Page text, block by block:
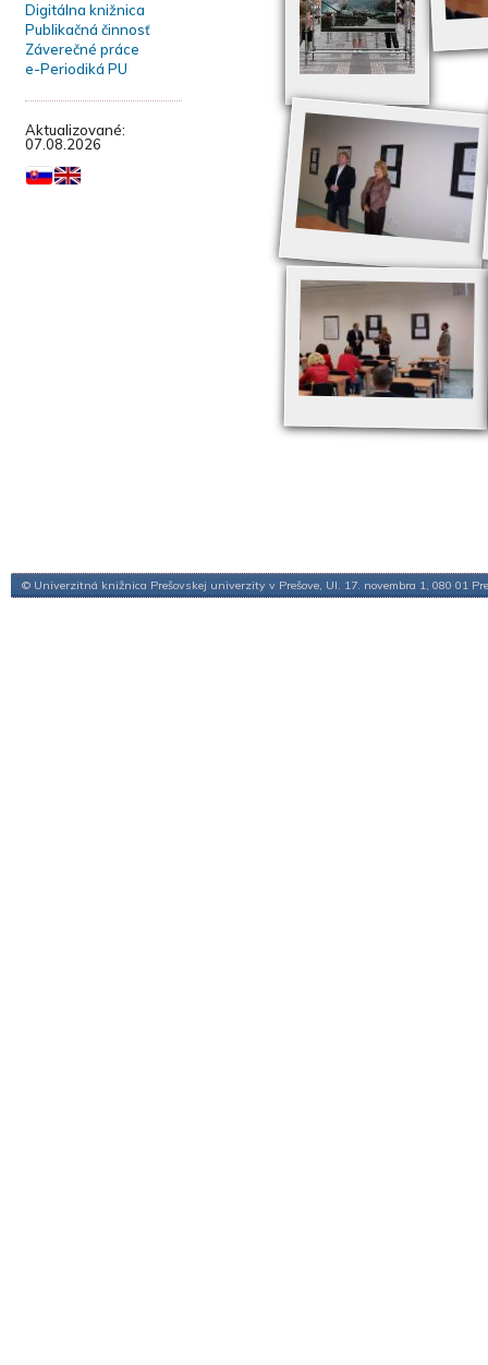
Digitálna knižnica
Publikačná činnosť
Záverečné práce
e-Periodiká PU
Aktualizované:
07.08.2026
© Univerzitná knižnica Prešovskej univerzity v Prešove, Ul. 17. novembra 1, 080 01